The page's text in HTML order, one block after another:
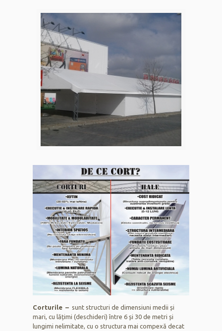
Corturile –sunt structuri de dimensiuni medii și
mari, cu lățimi (deschideri) între 6 și 30 de metri și
lungimi nelimitate, cu o structura mai compexă decat